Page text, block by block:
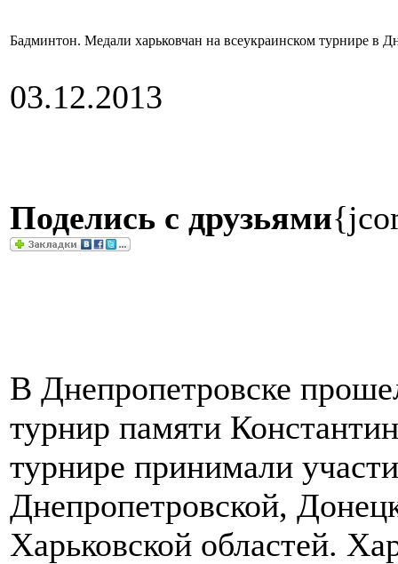
Бадминтон. Медали харьковчан на всеукраинском турнире в
03.12.2013
Поделись с друзьями
В Днепропетровске
турнир памяти
турнире принимали
Днепропетровской,
Харьковской областей.